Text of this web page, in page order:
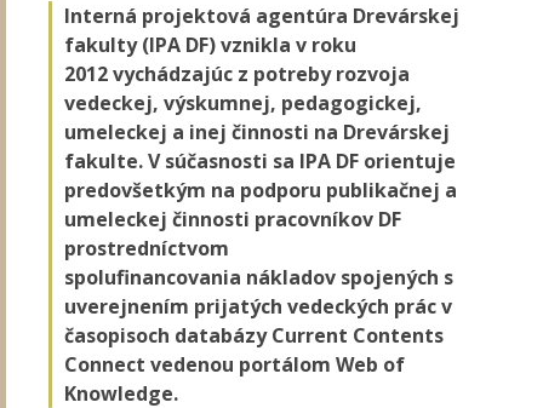
Interná projektová agentúra Drevárskej
fakulty (IPA DF) vznikla v roku
2012 vychádzajúc z potreby rozvoja
vedeckej, výskumnej, pedagogickej,
umeleckej a inej činnosti na Drevárskej
fakulte. V súčasnosti sa IPA DF orientuje
predovšetkým na podporu publikačnej a
umeleckej činnosti pracovníkov DF
prostredníctvom
spolufinancovania nákladov spojených s
uverejnením prijatých vedeckých prác v
časopisoch databázy Current Contents
Connect vedenou portálom Web of
Knowledge.